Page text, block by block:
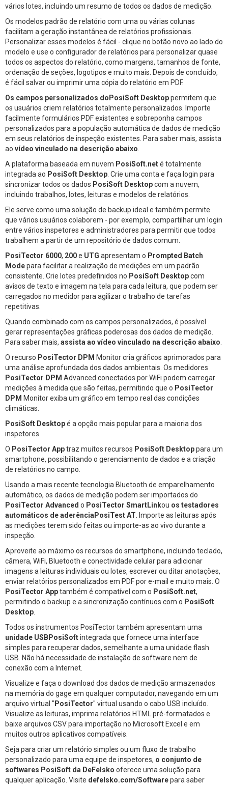
vários lotes, incluindo um resumo de todos os dados de medição.
Os modelos padrão de relatório com uma ou várias colunas
facilitam a geração instantânea de relatórios profissionais.
Personalizar esses modelos é fácil - clique no botão novo ao lado do
modelo e use o configurador de relatórios para personalizar quase
todos os aspectos do relatório, como margens, tamanhos de fonte,
ordenação de seções, logotipos e muito mais. Depois de concluído,
é fácil salvar ou imprimir uma cópia do relatório em PDF.
Os campos personalizados doPosiSoft Desktoppermitem que
os usuários criem relatórios totalmente personalizados. Importe
facilmente formulários PDF existentes e sobreponha campos
personalizados para a população automática de dados de medição
em seus relatórios de inspeção existentes. Para saber mais, assista
ao vídeo vinculado na descrição abaixo
A plataforma baseada em nuvem PosiSoft.neté totalmente
integrada ao PosiSoft Desktop . Crie uma conta e faça login para
sincronizar todos os dados PosiSoft Desktopcom a nuvem,
incluindo trabalhos, lotes, leituras e modelos de relatórios.
Ele serve como uma solução de backup ideal e também permite
que vários usuários colaborem - por exemplo, compartilhar um login
entre vários inspetores e administradores para permitir que todos
trabalhem a partir de um repositório de dados comum.
PosiTector 6000, 200e UTG apresentam o Prompted Batch
Modepara facilitar a realização de medições em um padrão
consistente. Crie lotes predefinidos no PosiSoft Desktopcom
avisos de texto e imagem na tela para cada leitura, que podem ser
carregados no medidor para agilizar o trabalho de tarefas
repetitivas.
Quando combinado com os campos personalizados, é possível
gerar representações gráficas poderosas dos dados de medição.
Para saber mais, assista ao vídeo vinculado na descrição abaixo
O recurso PosiTector DPM Monitor cria gráficos aprimorados para
uma análise aprofundada dos dados ambientais. Os medidores
PosiTector DPM Advanced conectados por WiFi podem carregar
medições à medida que são feitas, permitindo que o PosiTector
DPM Monitor exiba um gráfico em tempo real das condições
climáticas.
PosiSoft Desktopé a opção mais popular para a maioria dos
inspetores.
O PosiTector Apptraz muitos recursos PosiSoft Desktoppara um
smartphone, possibilitando o gerenciamento de dados e a criação
de relatórios no campo.
Usando a mais recente tecnologia Bluetooth de emparelhamento
automático, os dados de medição podem ser importados do
PosiTector Advanced o PosiTector SmartLinkou os testadores
automáticos de aderênciaPosiTest AT . Importe as leituras após
as medições terem sido feitas ou importe-as ao vivo durante a
inspeção.
Aproveite ao máximo os recursos do smartphone, incluindo teclado,
câmera, WiFi, Bluetooth e conectividade celular para adicionar
imagens a leituras individuais ou lotes, escrever ou ditar anotações,
enviar relatórios personalizados em PDF por e-mail e muito mais. O
PosiTector Apptambém é compatível com o PosiSoft.net,
permitindo o backup e a sincronização contínuos com o PosiSoft
Desktop
Todos os instrumentos PosiTector também apresentam uma
unidade USBPosiSoftintegrada que fornece uma interface
simples para recuperar dados, semelhante a uma unidade flash
USB. Não há necessidade de instalação de software nem de
conexão com a Internet.
Visualize e faça o download dos dados de medição armazenados
na memória do gage em qualquer computador, navegando em um
arquivo virtual "PosiTector" virtual usando o cabo USB incluído.
Visualize as leituras, imprima relatórios HTML pré-formatados e
baixe arquivos CSV para importação no Microsoft Excel e em
muitos outros aplicativos compatíveis.
Seja para criar um relatório simples ou um fluxo de trabalho
personalizado para uma equipe de inspetores, o conjunto de
softwares PosiSoft da DeFelsko oferece uma solução para
qualquer aplicação. Visite defelsko.com/Softwarepara saber